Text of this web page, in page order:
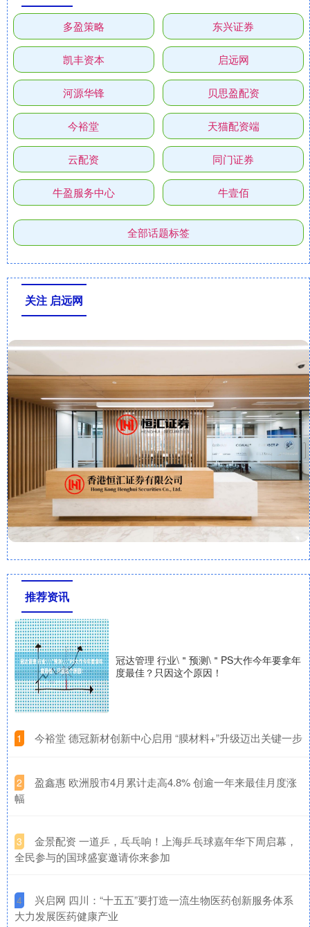
多盈策略 东兴证券
凯丰资本 启远网
河源华锋 贝思盈配资
今裕堂 天猫配资端
云配资 同门证券
牛盈服务中心 牛壹佰
全部话题标签
关注 启远网
推荐资讯
冠达管理 行业\＂预测\＂PS大作今年要拿年
度最佳？只因这个原因！
1 ​今裕堂 德冠新材创新中心启用 “膜材料+”升级迈出关键一步
2
​盈鑫惠 欧洲股市4月累计走高4.8% 创逾一年来最佳月度涨
幅
3
​金景配资 一道乒，乓乓响！上海乒乓球嘉年华下周启幕，
全民参与的国球盛宴邀请你来参加
4
​兴启网 四川：“十五五”要打造一流生物医药创新服务体系
大力发展医药健康产业